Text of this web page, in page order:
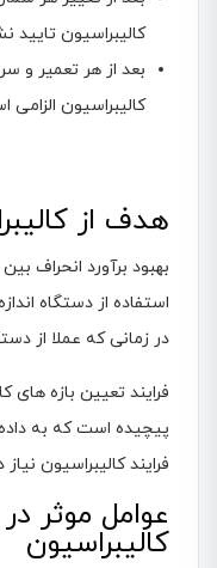
کالیبراسیون تایید
بعد از هر تعمیر و
کالیبراسیون الزامی
هدف از
بهبود برآورد انحراف
استفاده از دستگاه
در زمانی که عملا از
فرایند تعیین بازه های
پیچیده است که به
فرایند کالیبراسیون نیاز
عوامل موثر
کالیبراسیون